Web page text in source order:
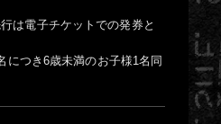
は電子チケットでの発券と
につき6歳未満のお子様1名同